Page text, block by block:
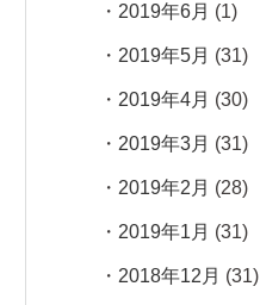
2019年6月 (1)
2019年5月 (31)
2019年4月 (30)
2019年3月 (31)
2019年2月 (28)
2019年1月 (31)
2018年12月 (31)